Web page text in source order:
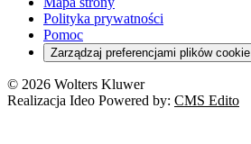
Polityka prywatności
Pomoc
Zarządzaj preferencjami plików cookie
© 2026 Wolters Kluwer
Realizacja Ideo Powered by: CMS Edito